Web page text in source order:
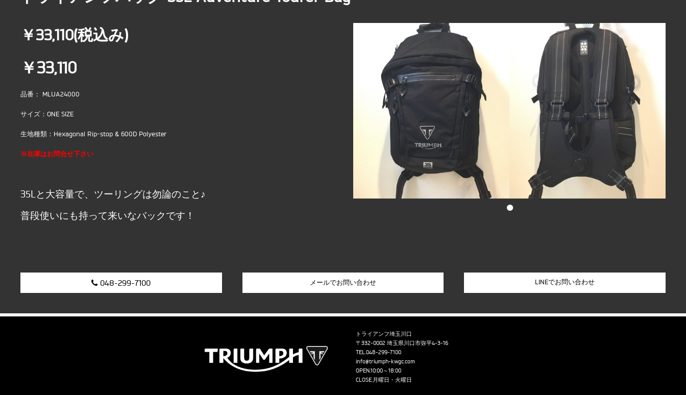
￥33,110(税込み)
￥33,110
品番： MLUA24000
サイズ：ONE SIZE
生地種類：Hexagonal Rip-stop & 600D Polyester
※在庫はお問合せ下さい
35Lと大容量で、ツーリングは勿論のこと♪
普段使いにも持って来いなバックです！
•
048-299-7100 LINEでお問い合わせ
トライアンフ埼玉川口
〒332-0002 埼玉県川口市弥平4-3-16
TEL.048-299-7100
info@triumph-kwgc.com
OPEN.10:00～18:00
CLOSE.月曜日・火曜日